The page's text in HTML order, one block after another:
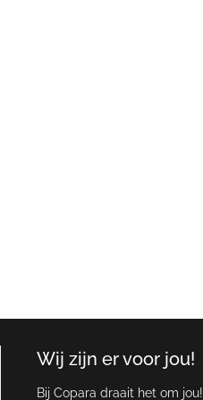
Wij zijn er voor jou!
Bij Copara draait het om jou!